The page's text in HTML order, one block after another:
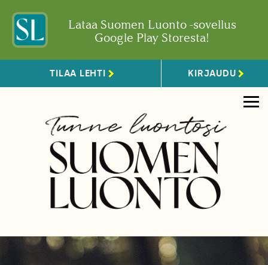
Lataa Suomen Luonto -sovellus
Google Play Storesta!
TILAA LEHTI KIRJAUDU